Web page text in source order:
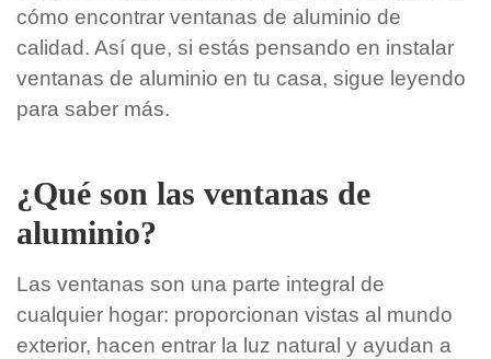
cómo encontrar ventanas de aluminio de
calidad. Así que, si estás pensando en instalar
ventanas de aluminio en tu casa, sigue leyendo
para saber más.
¿Qué son las ventanas de
aluminio?
Las ventanas son una parte integral de
cualquier hogar: proporcionan vistas al mundo
exterior, hacen entrar la luz natural y ayudan a